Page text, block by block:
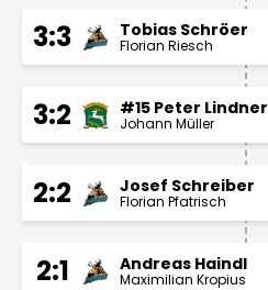
3:3 Tobias Schröer
Florian Riesch
3:2 #15 Peter Lindner
Johann Müller
2:2 Josef Schreiber
Florian Pfatrisch
2:1 Andreas Haindl
Maximilian Kropius